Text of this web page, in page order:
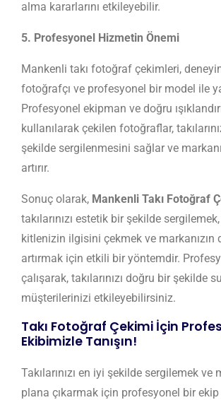
alma kararlarını etkileyebilir.
5. Profesyonel Hizmetin Önemi
Mankenli takı fotoğraf çekimleri,
fotoğrafçı ve profesyonel bir model ile
Profesyonel ekipman ve doğru
kullanılarak çekilen fotoğraflar,
şekilde sergilenmesini sağlar ve
artırır.
Sonuç olarak, Mankenli Takı Fotoğraf
takılarınızı estetik bir şekilde
kitlenizin ilgisini çekmek ve markanızın
artırmak için etkili bir yöntemdir.
çalışarak, takılarınızı doğru bir şekilde
müşterilerinizi etkileyebilirsiniz.
Takı Fotoğraf Çekimi İçin
Ekibimizle Tanışın!
Takılarınızı en iyi şekilde sergilemek ve
plana çıkarmak için profesyonel bir